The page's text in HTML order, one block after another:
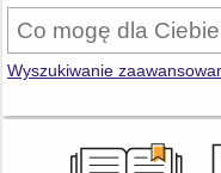
Wyszukiwanie